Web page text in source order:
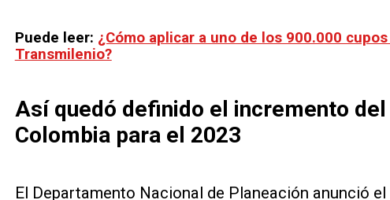
Puede leer: ¿Cómo aplicar a uno de los 900.000
Transmilenio?
Así quedó definido el incremento
Colombia para el 2023
El Departamento Nacional de Planeación anunció